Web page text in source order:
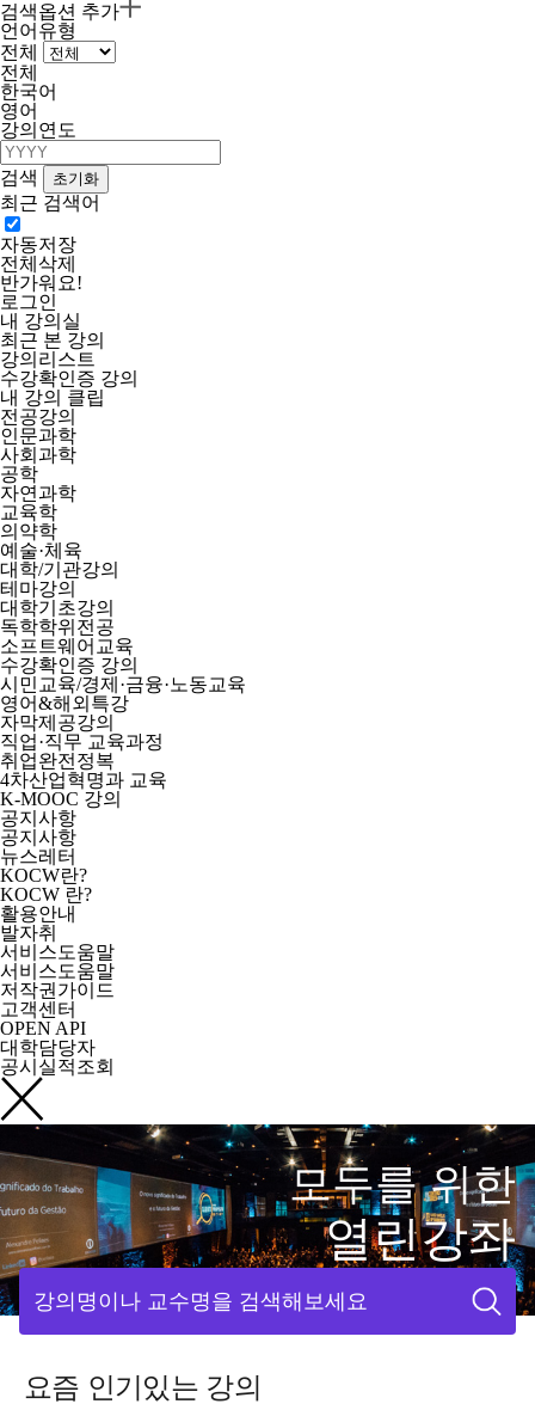
검색옵션 추가
언어유형
전체
전체
한국어
영어
강의연도
검색
최근 검색어
자동저장
전체삭제
반가워요!
로그인
내 강의실
최근 본 강의
강의리스트
수강확인증 강의
내 강의 클립
전공강의
인문과학
사회과학
공학
자연과학
교육학
의약학
예술·체육
대학/기관강의
테마강의
대학기초강의
독학학위전공
소프트웨어교육
수강확인증 강의
시민교육/경제·금융·노동교육
영어&해외특강
자막제공강의
직업·직무 교육과정
취업완전정복
4차산업혁명과 교육
K-MOOC 강의
공지사항
공지사항
뉴스레터
KOCW란?
KOCW 란?
활용안내
발자취
서비스도움말
서비스도움말
저작권가이드
고객센터
OPEN API
대학담당자
공시실적조회
모두를 위한
열린강좌
강의명이나 교수명을 검색해보세요
요즘 인기있는 강의